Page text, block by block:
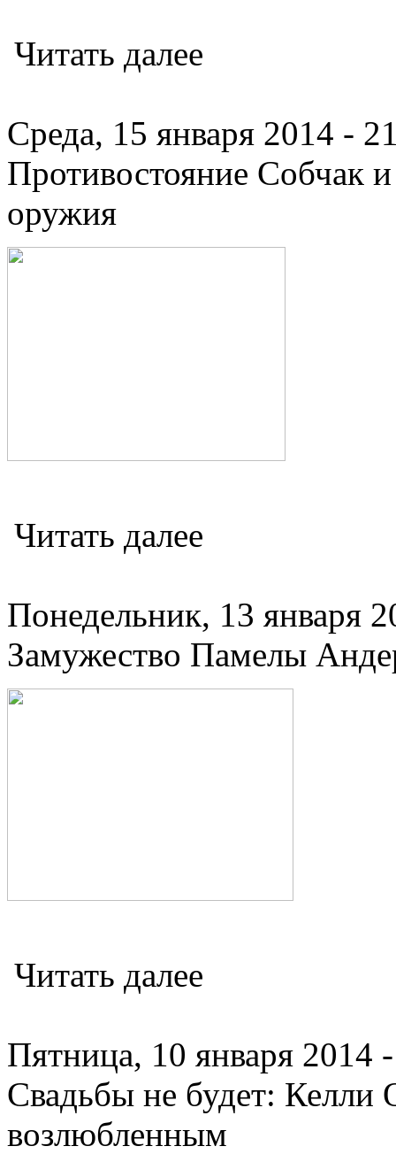
Читать далее
Среда, 15 января 2014 -
Противостояние Собчак
оружия
Читать далее
Понедельник, 13 января
Замужество Памелы
Читать далее
Пятница, 10 января 2014
Свадьбы не будет: Келли
возлюбленным